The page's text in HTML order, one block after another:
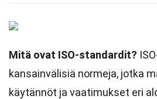
Mitä ovat ISO-standardit?
kansainvälisiä normeja, jotka
käytännöt ja vaatimukset eri